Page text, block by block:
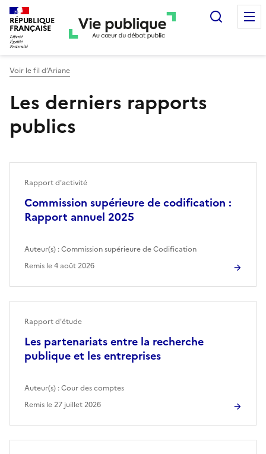
RÉPUBLIQUE
FRANÇAISE
Voir le fil d’Ariane
Les derniers rapports
publics
Commission supérieure de codification :
Rapport annuel 2025
Rapport d'activité
Auteur(s) :Commission supérieure de Codification
Remis le4 août 2026
Les partenariats entre la recherche
publique et les entreprises
Rapport d'étude
Auteur(s) :Cour des comptes
Remis le27 juillet 2026